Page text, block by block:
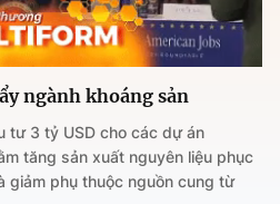
ngành khoáng sản
tư 3 tỷ USD cho các dự án
tăng sản xuất nguyên liệu phục
giảm phụ thuộc nguồn cung từ